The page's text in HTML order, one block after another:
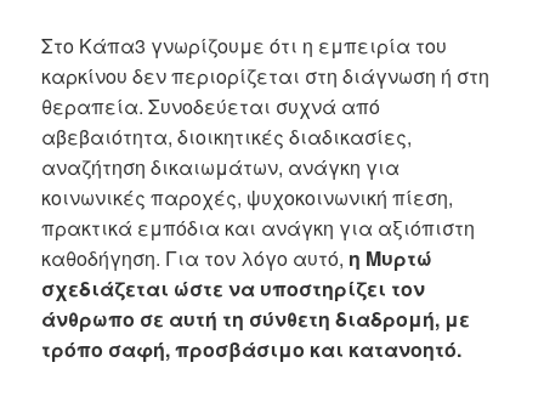
Στο Κάπα3 γνωρίζουμε ότι η εμπειρία του
καρκίνου δεν περιορίζεται στη διάγνωση ή στη
θεραπεία. Συνοδεύεται συχνά από
αβεβαιότητα, διοικητικές διαδικασίες,
αναζήτηση δικαιωμάτων, ανάγκη για
κοινωνικές παροχές, ψυχοκοινωνική πίεση,
πρακτικά εμπόδια και ανάγκη για αξιόπιστη
καθοδήγηση. Για τον λόγο αυτό, η Μυρτώ
σχεδιάζεται ώστε να υποστηρίζει τον
άνθρωπο σε αυτή τη σύνθετη διαδρομή, με
τρόπο σαφή, προσβάσιμο και κατανοητό.